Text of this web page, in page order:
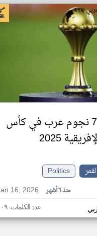
أفضل 7 نجوم عرب في كأس
2025
Politics
16, 2026
منذ ٦ أشهر
عدد الكلمات: ١٠٩